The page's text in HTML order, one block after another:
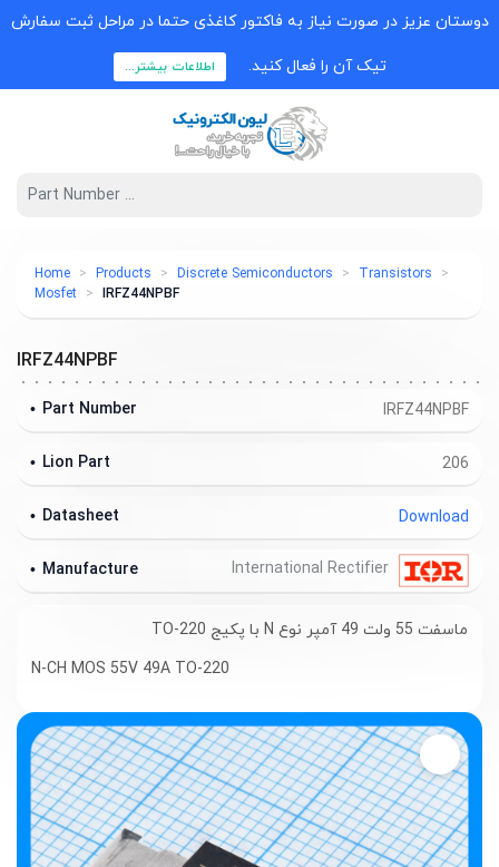
دوستان عزیز در صورت نیاز به فاکتور کاغذی حتما در مراحل ثبت سفارش
تیک آن را فعال کنید. اطلاعات بیشتر...
Home Products Discrete Semiconductors
Transistors
Mosfet
IRFZ44NPBF
IRFZ44NPBF
IRFZ44NPBF
Part Number
206
Lion Part
Download
Datasheet
Manufacture
ماسفت 55 ولت 49 آمپر نوع N با پکیج TO-220
N-CH MOS 55V 49A TO-220